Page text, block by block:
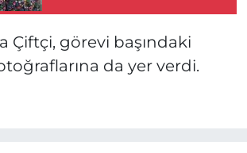
Çiftçi, görevi başındaki
da yer verdi.